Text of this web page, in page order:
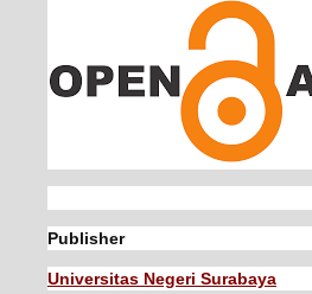
Publisher
Universitas Negeri Surabaya